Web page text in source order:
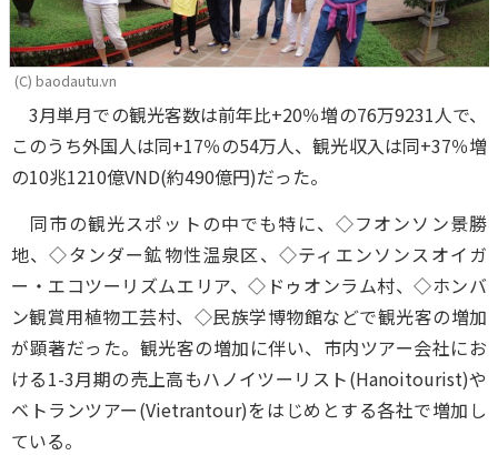
(C) baodautu.vn
3月単月での観光客数は前年比+20％増の76万9231人で、
このうち外国人は同+17％の54万人、観光収入は同+37％増
の10兆1210億VND(約490億円)だった。
同市の観光スポットの中でも特に、◇フオンソン景勝
地、◇タンダー鉱物性温泉区、◇ティエンソンスオイガ
ー・エコツーリズムエリア、◇ドゥオンラム村、◇ホンバ
ン観賞用植物工芸村、◇民族学博物館などで観光客の増加
が顕著だった。観光客の増加に伴い、市内ツアー会社にお
ける1-3月期の売上高もハノイツーリスト(Hanoitourist)や
ベトランツアー(Vietrantour)をはじめとする各社で増加し
ている。